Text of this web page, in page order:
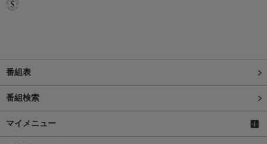
番組表
番組検索
マイメニュー